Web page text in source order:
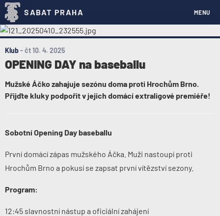
SABAT PRAHA MENU
Klub-čt 10. 4. 2025
OPENING DAY na baseballu
Mužské Áčko zahajuje sezónu doma proti Hrochům Brno.
Přijďte kluky podpořit v jejich domácí extraligové premiéře!
Sobotní Opening Day baseballu
První domácí zápas mužského Áčka. Muži nastoupí proti
Hrochům Brno a pokusí se zapsat první vítězství sezony.
Program:
12:45 slavnostní nástup a oficiální zahájení